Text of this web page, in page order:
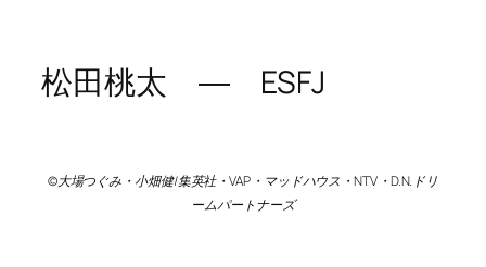
松田桃太 ― ESFJ
©大場つぐみ・小畑健/集英社・VAP・マッドハウス・NTV・D.N.ドリ
ームパートナーズ